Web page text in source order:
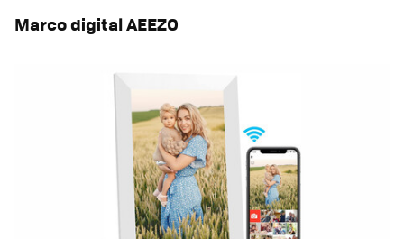
Marco digital AEEZO